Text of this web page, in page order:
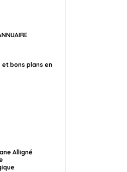
et bons plans en
Alligné